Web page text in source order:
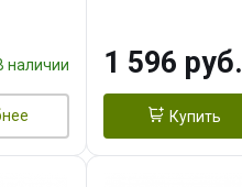
наличии 1 596 руб.
Купить